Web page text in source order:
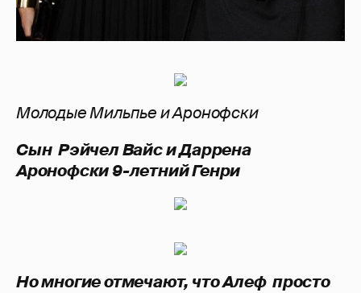
Молодые Мильпье и Аронофски
Сын Рэйчел Вайс и Даррена
Аронофски 9-летний Генри
Но многие отмечают, что Алеф просто